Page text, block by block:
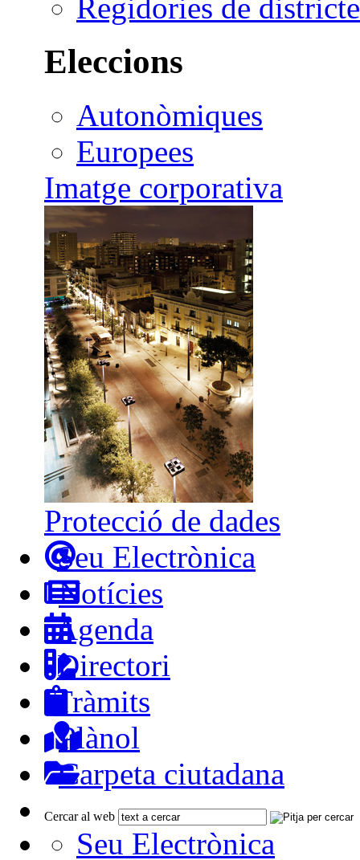
Regidories de districte
Eleccions
Autonòmiques
Europees
Imatge corporativa
Protecció de dades
Seu Electrònica
Notícies
Agenda
Directori
Tràmits
Plànol
Carpeta ciutadana
Cercar al web
Seu Electrònica